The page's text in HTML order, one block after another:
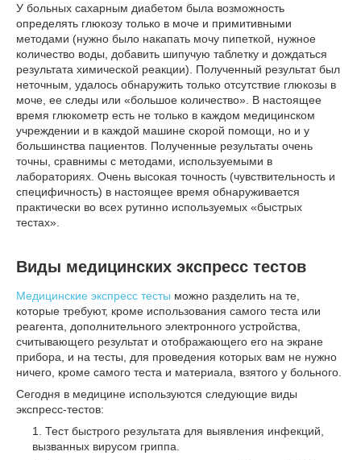
У больных сахарным диабетом была возможность
определять глюкозу только в моче и примитивными
методами (нужно было накапать мочу пипеткой, нужное
количество воды, добавить шипучую таблетку и дождаться
результата химической реакции). Полученный результат был
неточным, удалось обнаружить только отсутствие глюкозы в
моче, ее следы или «большое количество». В настоящее
время глюкометр есть не только в каждом медицинском
учреждении и в каждой машине скорой помощи, но и у
большинства пациентов. Полученные результаты очень
точны, сравнимы с методами, используемыми в
лабораториях. Очень высокая точность (чувствительность и
специфичность) в настоящее время обнаруживается
практически во всех рутинно используемых «быстрых
тестах».
Виды медицинских экспресс тестов
Медицинские экспресс тесты можно разделить на те,
которые требуют, кроме использования самого теста или
реагента, дополнительного электронного устройства,
считывающего результат и отображающего его на экране
прибора, и на тесты, для проведения которых вам не нужно
ничего, кроме самого теста и материала, взятого у больного.
Сегодня в медицине используются следующие виды
экспресс-тестов:
Тест быстрого результата для выявления инфекций,
вызванных вирусом гриппа.